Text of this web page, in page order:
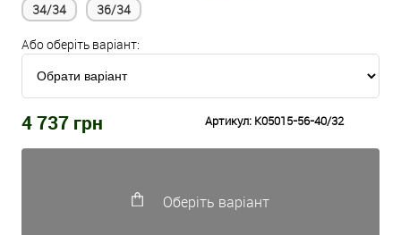
34/34
36/34
Або оберіть варіант:
4 737 грн Артикул: K05015-56-40/32
Оберіть варіант